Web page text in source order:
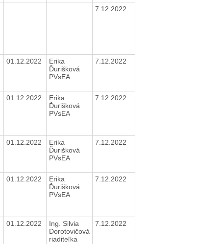
7.12.2022
01.12.2022
Erika
Ďurišková
PVsEA
7.12.2022
01.12.2022
Erika
Ďurišková
PVsEA
7.12.2022
01.12.2022
Erika
Ďurišková
PVsEA
7.12.2022
01.12.2022
Erika
Ďurišková
PVsEA
7.12.2022
01.12.2022
Ing. Silvia
Dorotovičová
riaditeľka
7.12.2022